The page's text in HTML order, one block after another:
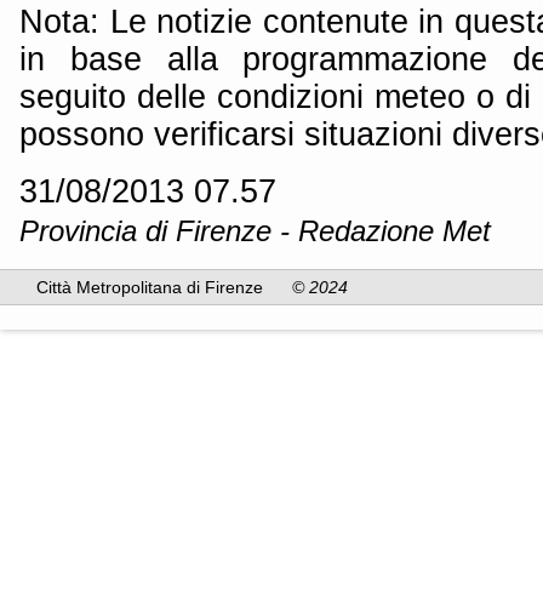
Nota: Le notizie contenute in
in base alla programmazione
seguito delle condizioni meteo o
possono verificarsi situazioni
31/08/2013 07.57
Provincia di Firenze - Redazione Met
Città Metropolitana di Firenze © 2024